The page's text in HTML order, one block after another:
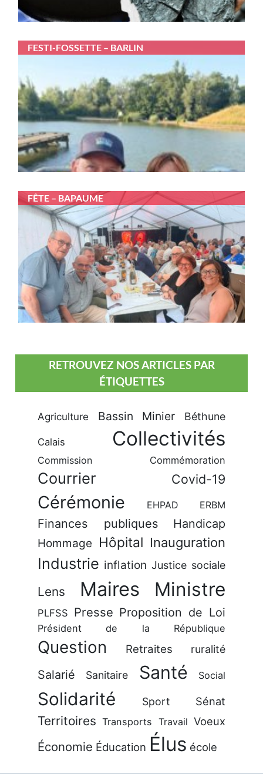
FESTI-FOSSETTE – BARLIN
FÊTE – BAPAUME
RETROUVEZ NOS ARTICLES PAR
ÉTIQUETTES
Agriculture Bassin Minier Béthune
Calais Collectivités
Commission Commémoration
Courrier Covid-19
Cérémonie EHPAD ERBM
Finances publiques Handicap
Hommage Hôpital Inauguration
Industrie inflation Justice sociale
Lens Maires Ministre
PLFSS Presse Proposition de Loi
Président de la République
Question Retraites ruralité
Salarié Sanitaire Santé Social
Solidarité Sport Sénat
Territoires Transports Travail Voeux
Économie Éducation Élus école